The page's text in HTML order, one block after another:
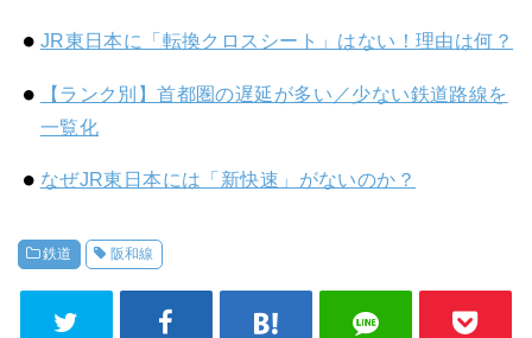
JR東日本に「転換クロスシート」はない！理由は何？
【ランク別】首都圏の遅延が多い／少ない鉄道路線を
一覧化
なぜJR東日本には「新快速」がないのか？
鉄道 阪和線